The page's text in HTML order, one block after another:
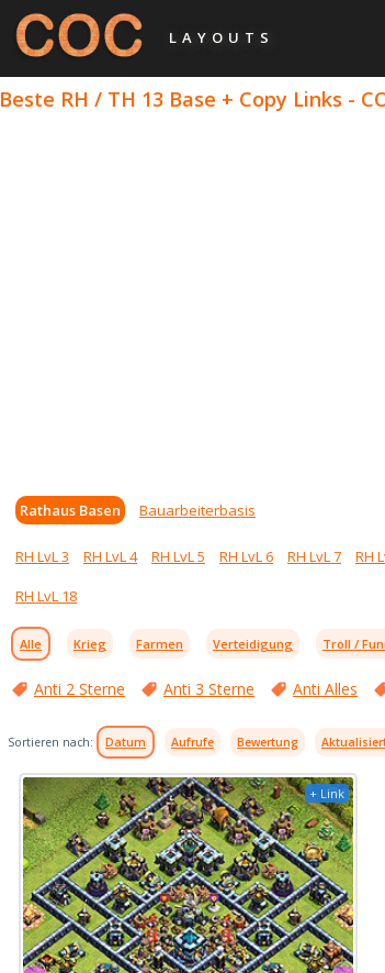
LAYOUTS
Beste RH / TH 13 Base + Copy Links -
Rathaus Basen Bauarbeiterbasis
RH LvL 3 RH LvL 4 RH LvL 5 RH LvL 6 RH LvL 7 RH
RH LvL 18
Alle Krieg Farmen Verteidigung Troll /
Anti 2 Sterne Anti 3 Sterne Anti Alles
Sortieren nach: Datum Aufrufe Bewertung
+ Link